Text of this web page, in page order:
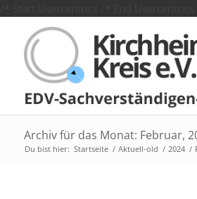
Archiv für das Monat: Februar,
Du bist hier: Startseite / Aktuell-old / 2024 /